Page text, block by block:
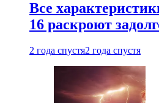
Все
16 раскроют
2 года спустя2 года спустя